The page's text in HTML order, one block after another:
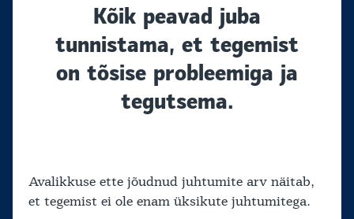
Kõik peavad juba
tunnistama, et tegemist
on tõsise probleemiga ja
tegutsema.
Avalikkuse ette jõudnud juhtumite arv näitab,
et tegemist ei ole enam üksikute juhtumitega.